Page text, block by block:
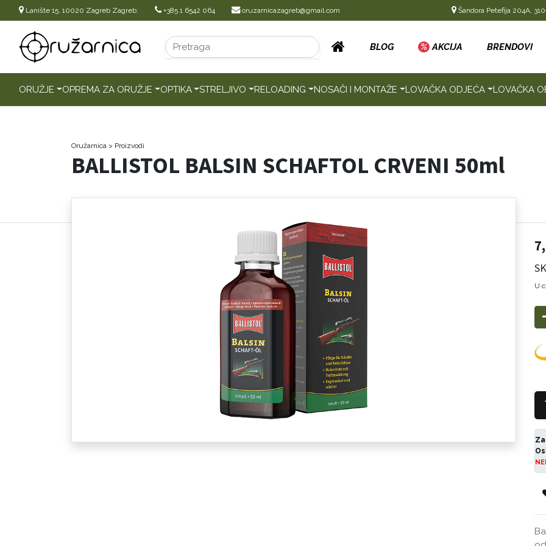
Lanište 15, 10020 Zagreb Zagreb: +385 1 6542 064 oruzarnicazagreb@gmail.com Šandora Petefija 204A,
BLOG % AKCIJA BRENDOVI
ORUŽJE OPREMA ZA ORUŽJE OPTIKA STRELJIVO RELOADING NOSAČI I MONTAŽE LOVAČKA ODJEĆA LOVAČKA
Oružarnica > Proizvodi
BALLISTOL BALSIN SCHAFTOL CRVENI 50ml
U